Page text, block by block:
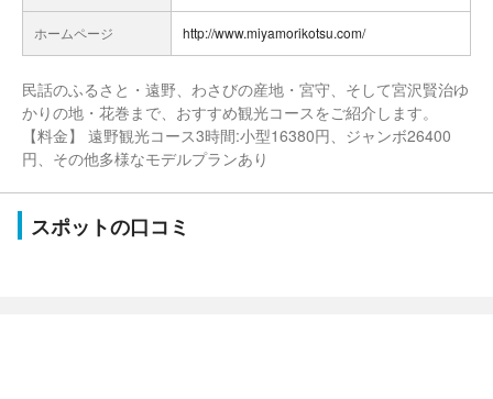
ホームページ http://www.miyamorikotsu.com/
民話のふるさと・遠野、わさびの産地・宮守、そして宮沢賢治ゆ
かりの地・花巻まで、おすすめ観光コースをご紹介します。
【料金】 遠野観光コース3時間:小型16380円、ジャンボ26400
円、その他多様なモデルプランあり
スポットの口コミ